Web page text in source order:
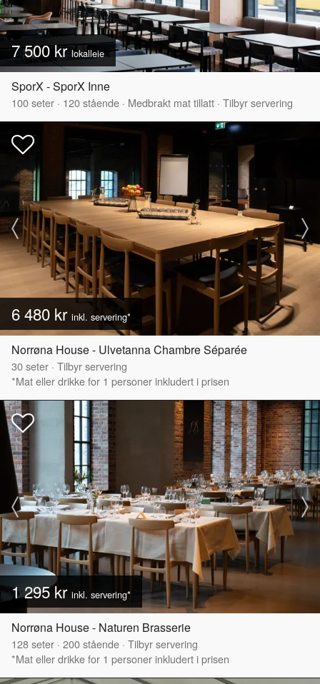
7 500 krlokalleie
SporX - SporX Inne
100seter · 120stående · Medbrakt mat tillatt · Tilbyr servering
6 480 kr inkl. servering*
Norrøna House - Ulvetanna Chambre Séparée
30seter · Tilbyr servering
*Mat eller drikke for 1 personer inkludert i prisen
1 295 kr inkl. servering*
Norrøna House - Naturen Brasserie
128seter · 200stående · Tilbyr servering
*Mat eller drikke for 1 personer inkludert i prisen